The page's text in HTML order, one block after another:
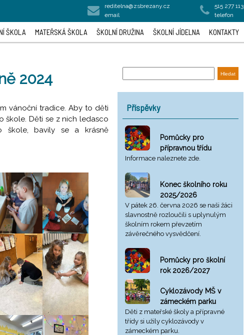
reditelna@zsbrezany.cz
email
515 277 113
telefon
ŠKOLA MATEŘSKÁ ŠKOLA ŠKOLNÍ DRUŽINA ŠKOLNÍ JÍDELNA KONTAKTY
2024
vánoční tradice. Aby to děti
škole. Děti se z nich ledasco
škole, bavily se a krásně
Příspěvky
Pomůcky pro
přípravnou třídu
Informace naleznete zde.
Konec školního roku
2025/2026
V pátek 26. června 2026 se naši žáci
slavnostně rozloučili s uplynulým
školním rokem převzetím
závěrečného vysvědčení.
Pomůcky pro školní
rok 2026/2027
Cyklozávody MŠ v
zámeckém parku
Děti z mateřské školy a přípravné
třídy si užily cyklozávody v
zámeckém parku.